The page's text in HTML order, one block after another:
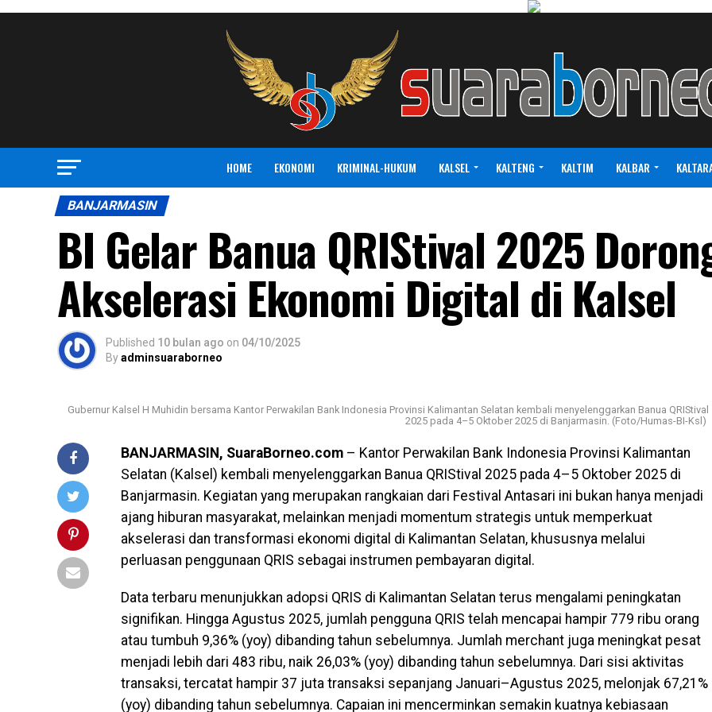
HOME EKONOMI KRIMINAL-HUKUM KALSEL KALTENG KALTIM KALBAR
BANJARMASIN
BI Gelar Banua QRIStival 2025
Akselerasi Ekonomi Digital di Kalsel
Published 10 bulan ago on 04/10/2025
Byadminsuaraborneo
Gubernur Kalsel H Muhidin bersama Kantor Perwakilan Bank Indonesia Provinsi Kalimantan Selatan kembali menyelenggarkan Banua QRIStival
2025 pada 4–5 Oktober 2025 di Banjarmasin. (Foto/Humas-BI-Ksl)
BANJARMASIN, SuaraBorneo.com – Kantor Perwakilan Bank Indonesia Provinsi Kalimantan
Selatan (Kalsel) kembali menyelenggarkan Banua QRIStival 2025 pada 4–5 Oktober 2025 di
Banjarmasin. Kegiatan yang merupakan rangkaian dari Festival Antasari ini bukan hanya menjadi
ajang hiburan masyarakat, melainkan menjadi momentum strategis untuk memperkuat
akselerasi dan transformasi ekonomi digital di Kalimantan Selatan, khususnya melalui
perluasan penggunaan QRIS sebagai instrumen pembayaran digital.
Data terbaru menunjukkan adopsi QRIS di Kalimantan Selatan terus mengalami peningkatan
signifikan. Hingga Agustus 2025, jumlah pengguna QRIS telah mencapai hampir 779 ribu orang
atau tumbuh 9,36% (yoy) dibanding tahun sebelumnya. Jumlah merchant juga meningkat pesat
menjadi lebih dari 483 ribu, naik 26,03% (yoy) dibanding tahun sebelumnya. Dari sisi aktivitas
transaksi, tercatat hampir 37 juta transaksi sepanjang Januari–Agustus 2025, melonjak 67,21%
(yoy) dibanding tahun sebelumnya. Capaian ini mencerminkan semakin kuatnya kebiasaan